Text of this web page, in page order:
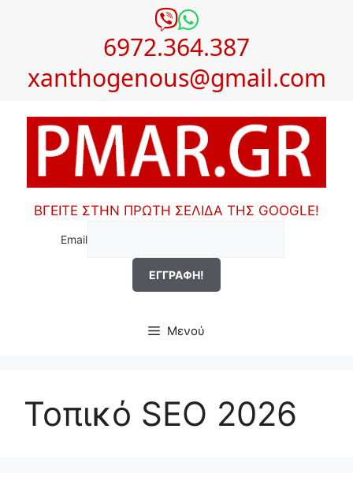
6972.364.387
xanthogenous@gmail.com
ΒΓΕΙΤΕ ΣΤΗΝ ΠΡΩΤΗ ΣΕΛΙΔΑ ΤΗΣ GOOGLE!
Email
Μενού
Τοπικό SEO 2026